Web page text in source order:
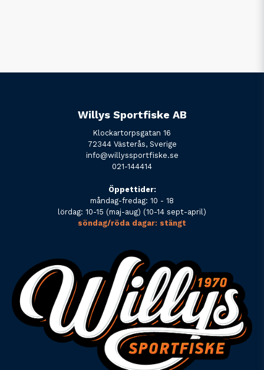
Willys Sportfiske AB
Klockartorpsgatan 16
72344 Västerås, Sverige
info@willyssportfiske.se
021-144414
Öppettider:
måndag-fredag: 10 - 18
lördag: 10-15 (maj-aug) (10-14 sept-april)
söndag/röda dagar: stängt